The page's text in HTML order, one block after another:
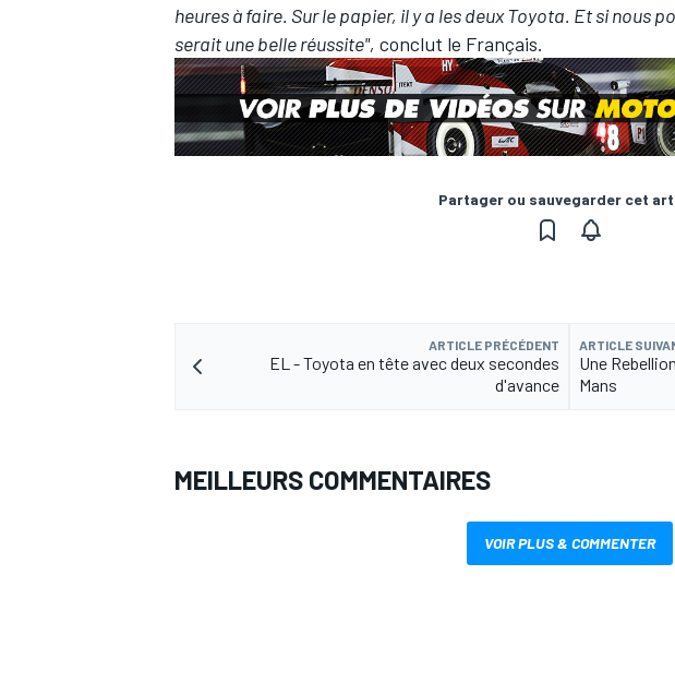
heures à faire. Sur le papier, il y a les deux Toyota. Et si nous
serait une belle réussite", conclut le Français.
Partager ou sauvegarder cet
ARTICLE PRÉCÉDENT
EL - Toyota en tête avec deux secondes
d'avance
ARTICLE
Une
Mans
MEILLEURS COMMENTAIRES
VOIR PLUS & COMMENTER